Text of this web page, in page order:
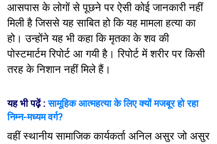
आसपास के लोगों से पूछने पर ऐसी कोई जानकारी नहीं
मिली है जिससे यह साबित हो कि यह मामला हत्या का
हो। उन्होंने यह भी कहा कि मृतका के शव की
पोस्टमार्टम रिपोर्ट आ गयी है। रिपोर्ट में शरीर पर किसी
तरह के निशान नहीं मिले हैं।
यह भी पढ़ें :सामूहिक आत्महत्या के लिए क्यों मजबूर हो रहा
निम्न-मध्यम वर्ग?
वहीं स्थानीय सामाजिक कार्यकर्ता अनिल असुर जो असुर